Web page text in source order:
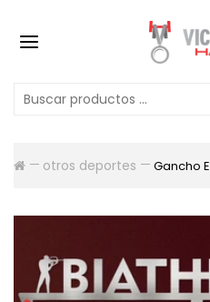
otros deportes Gancho